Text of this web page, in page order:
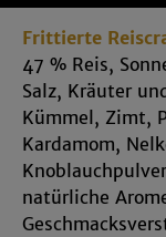
👉 Jetzt
genießen!
Frittierte
47 % Reis,
Salz, Kräuter
Kümmel, Zimt,
Kardamom,
natürliche